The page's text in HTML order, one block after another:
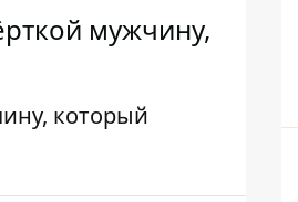
мужчину,
который